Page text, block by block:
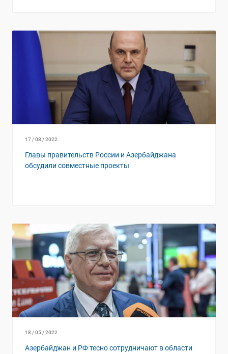
17 / 08 / 2022
Главы правительств России и Азербайджана
обсудили совместные проекты
18 / 05 / 2022
Азербайджан и РФ тесно сотрудничают в области